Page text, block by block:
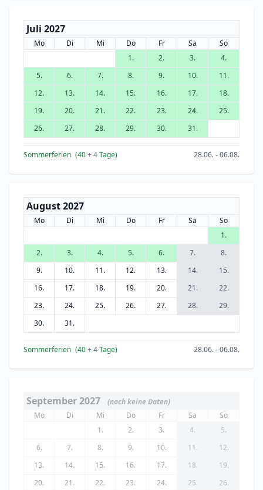
Juli 2027
Mo Di Mi Do Fr Sa
So
1.
2. 3.
4.
5.
6. 7. 8. 9. 10.
11.
12.
13. 14. 15. 16. 17.
18.
19.
20. 21. 22. 23. 24.
25.
26.
27. 28. 29. 30. 31.
Sommerferien (40+ 4Tage) 28.06. - 06.08.
August 2027
Mo Di Mi Do Fr Sa
So
1.
2.
3. 4. 5. 6. 7.
8.
9.
10. 11. 12. 13. 14.
15.
16.
17. 18. 19. 20. 21.
22.
23.
24. 25. 26. 27. 28.
29.
30.
31.
Sommerferien (40+ 4Tage) 28.06. - 06.08.
September 2027
(noch keine Daten)
Mo
Di Mi Do Fr Sa
So
1.
2. 3. 4.
5.
6.
7. 8. 9. 10. 11.
12.
13.
14. 15. 16. 17. 18.
19.
20.
21. 22. 23. 24. 25.
26.